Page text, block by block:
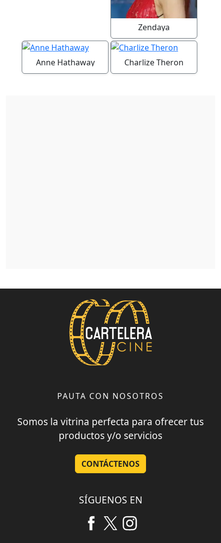
Zendaya
Anne Hathaway Charlize Theron
PAUTA CON NOSOTROS
Somos la vitrina perfecta para ofrecer tus
productos y/o servicios
CONTÁCTENOS
SÍGUENOS EN